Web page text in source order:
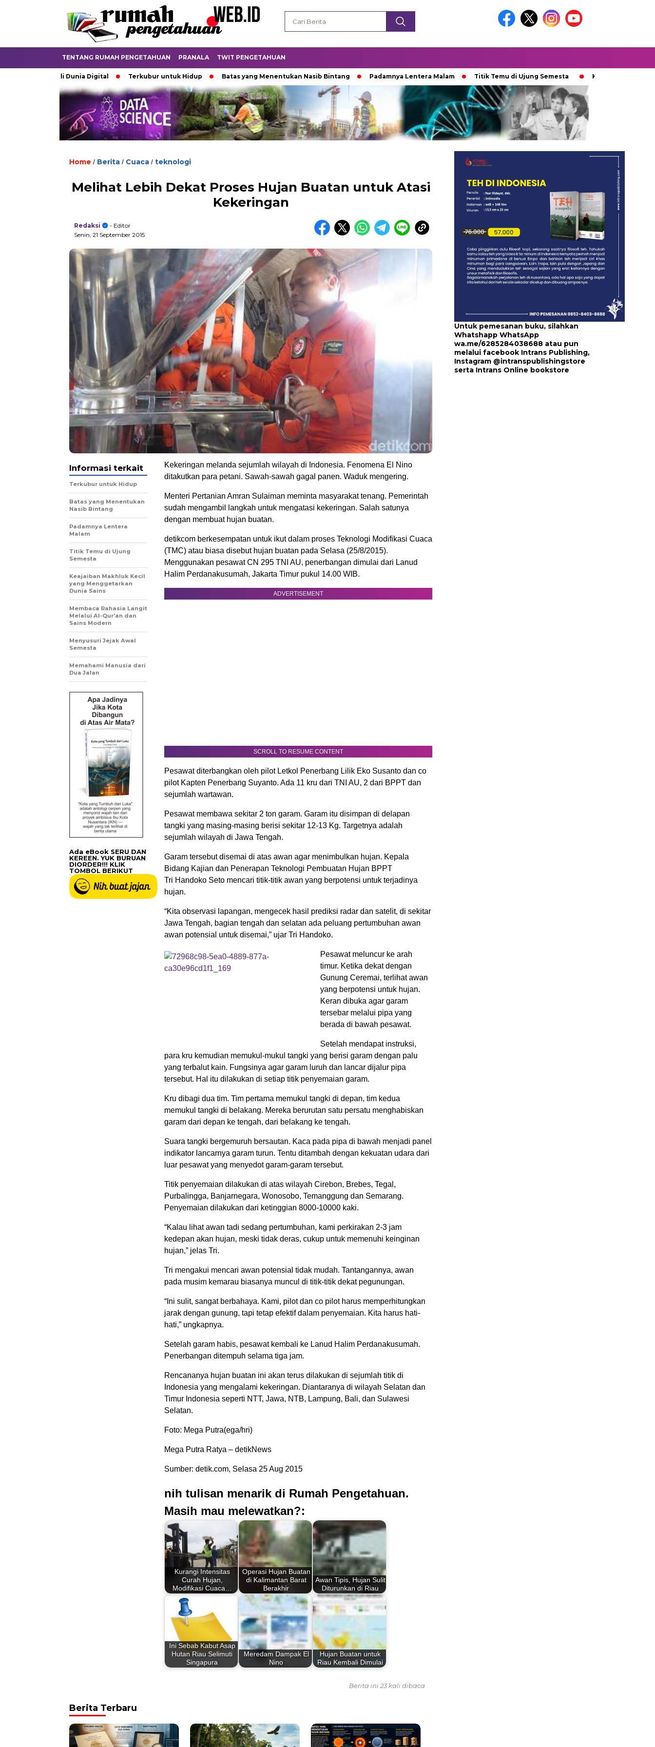
TENTANG RUMAH PENGETAHUAN PRANALA TWIT PENGETAHUAN
di Dunia Digital Terkubur untuk Hidup Batas yang Menentukan Nasib Bintang Padamnya Lentera Malam Titik Temu di Ujung Semesta Ketika Ijazah Analog
Home / Berita / Cuaca / teknologi
Melihat Lebih Dekat Proses Hujan Buatan untuk Atasi
Kekeringan
Redaksi
- Editor
Senin, 21 September 2015
Kekeringan melanda sejumlah wilayah di Indonesia. Fenomena El Nino
ditakutkan para petani. Sawah-sawah gagal panen. Waduk mengering.
Menteri Pertanian Amran Sulaiman meminta masyarakat tenang. Pemerintah
sudah mengambil langkah untuk mengatasi kekeringan. Salah satunya
dengan membuat hujan buatan.
detikcom berkesempatan untuk ikut dalam proses Teknologi Modifikasi Cuaca
(TMC) atau biasa disebut hujan buatan pada Selasa (25/8/2015).
Menggunakan pesawat CN 295 TNI AU, penerbangan dimulai dari Lanud
Halim Perdanakusumah, Jakarta Timur pukul 14.00 WIB.
ADVERTISEMENT
SCROLL TO RESUME CONTENT
Pesawat diterbangkan oleh pilot Letkol Penerbang Lilik Eko Susanto dan co
pilot Kapten Penerbang Suyanto. Ada 11 kru dari TNI AU, 2 dari BPPT dan
sejumlah wartawan.
Pesawat membawa sekitar 2 ton garam. Garam itu disimpan di delapan
tangki yang masing-masing berisi sekitar 12-13 Kg. Targetnya adalah
sejumlah wilayah di Jawa Tengah.
Garam tersebut disemai di atas awan agar menimbulkan hujan. Kepala
Bidang Kajian dan Penerapan Teknologi Pembuatan Hujan BPPT
Tri Handoko Seto mencari titik-titik awan yang berpotensi untuk terjadinya
hujan.
“Kita observasi lapangan, mengecek hasil prediksi radar dan satelit, di sekitar
Jawa Tengah, bagian tengah dan selatan ada peluang pertumbuhan awan
awan potensial untuk disemai,” ujar Tri Handoko.
Pesawat meluncur ke arah
timur. Ketika dekat dengan
Gunung Ceremai, terlihat awan
yang berpotensi untuk hujan.
Keran dibuka agar garam
tersebar melalui pipa yang
berada di bawah pesawat.
Setelah mendapat instruksi,
para kru kemudian memukul-mukul tangki yang berisi garam dengan palu
yang terbalut kain. Fungsinya agar garam luruh dan lancar dijalur pipa
tersebut. Hal itu dilakukan di setiap titik penyemaian garam.
Kru dibagi dua tim. Tim pertama memukul tangki di depan, tim kedua
memukul tangki di belakang. Mereka berurutan satu persatu menghabiskan
garam dari depan ke tengah, dari belakang ke tengah.
Suara tangki bergemuruh bersautan. Kaca pada pipa di bawah menjadi panel
indikator lancarnya garam turun. Tentu ditambah dengan kekuatan udara dari
luar pesawat yang menyedot garam-garam tersebut.
Titik penyemaian dilakukan di atas wilayah Cirebon, Brebes, Tegal,
Purbalingga, Banjarnegara, Wonosobo, Temanggung dan Semarang.
Penyemaian dilakukan dari ketinggian 8000-10000 kaki.
“Kalau lihat awan tadi sedang pertumbuhan, kami perkirakan 2-3 jam
kedepan akan hujan, meski tidak deras, cukup untuk memenuhi keinginan
hujan,” jelas Tri.
Tri mengakui mencari awan potensial tidak mudah. Tantangannya, awan
pada musim kemarau biasanya muncul di titik-titik dekat pegunungan.
“Ini sulit, sangat berbahaya. Kami, pilot dan co pilot harus memperhitungkan
jarak dengan gunung, tapi tetap efektif dalam penyemaian. Kita harus hati-
hati,” ungkapnya.
Setelah garam habis, pesawat kembali ke Lanud Halim Perdanakusumah.
Penerbangan ditempuh selama tiga jam.
Rencananya hujan buatan ini akan terus dilakukan di sejumlah titik di
Indonesia yang mengalami kekeringan. Diantaranya di wilayah Selatan dan
Timur Indonesia seperti NTT, Jawa, NTB, Lampung, Bali, dan Sulawesi
Selatan.
Foto: Mega Putra(ega/hri)
Mega Putra Ratya – detikNews
Sumber: detik.com, Selasa 25 Aug 2015
nih tulisan menarik di Rumah Pengetahuan.
Masih mau melewatkan?:
Kurangi Intensitas
Curah Hujan,
Modifikasi Cuaca…
Operasi Hujan Buatan
di Kalimantan Barat
Berakhir
Awan Tipis, Hujan Sulit
Diturunkan di Riau
Ini Sebab Kabut Asap
Hutan Riau Selimuti
Singapura
Meredam Dampak El
Nino
Hujan Buatan untuk
Riau Kembali Dimulai
Informasi terkait
Terkubur untuk Hidup
Batas yang Menentukan
Nasib Bintang
Padamnya Lentera
Malam
Titik Temu di Ujung
Semesta
Keajaiban Makhluk Kecil
yang Menggetarkan
Dunia Sains
Membaca Rahasia Langit
Melalui Al-Qur’an dan
Sains Modern
Menyusuri Jejak Awal
Semesta
Memahami Manusia dari
Dua Jalan
Ada eBook SERU DAN
KEREEN. YUK BURUAN
DIORDER!!! KLIK
TOMBOL BERIKUT
Berita ini 23 kali dibaca
Berita Terbaru
Untuk pemesanan buku, silahkan
Whatshapp WhatsApp
wa.me/6285284038688 atau pun
melalui facebook Intrans Publishing,
Instagram @intranspublishingstore
serta Intrans Online bookstore